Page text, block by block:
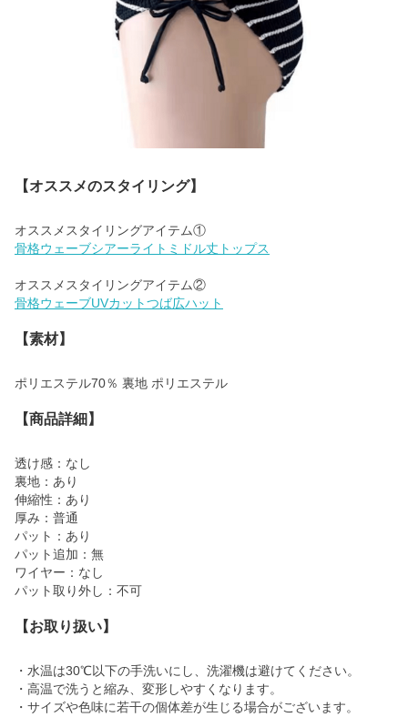
【オススメのスタイリング】
骨格ウェーブシアーライトミドル丈トップス
骨格ウェーブUVカットつば広ハット
【素材】
ポリエステル70％ 裏地 ポリエステル
【商品詳細】
透け感：なし
裏地：あり
伸縮性：あり
厚み：普通
パット：あり
パット追加：無
ワイヤー：なし
パット取り外し：不可
【お取り扱い】
・水温は30℃以下の手洗いにし、洗濯機は避けてください。
・高温で洗うと縮み、変形しやすくなります。
・サイズや色味に若干の個体差が生じる場合がございます。